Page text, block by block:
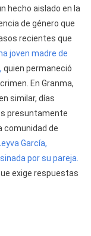
hecho aislado en la
de género que
recientes que
joven madre de
quien permaneció
En Granma,
similar, días
presuntamente
comunidad de
García,
por su pareja.
exige respuestas